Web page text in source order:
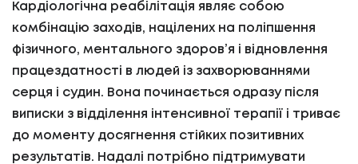
Кардіологічна реабілітація являє собою
комбінацію заходів, націлених на поліпшення
фізичного, ментального здоров’я і відновлення
працездатності в людей із захворюваннями
серця і судин. Вона починається одразу після
виписки з відділення інтенсивної терапії і триває
до моменту досягнення стійких позитивних
результатів. Надалі потрібно підтримувати